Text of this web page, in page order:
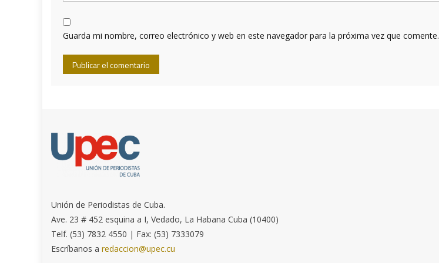
Guarda mi nombre, correo electrónico y web en este navegador para la próxima vez que comente.
Unión de Periodistas de Cuba.
Ave. 23 # 452 esquina a I, Vedado, La Habana Cuba (10400)
Telf. (53) 7832 4550 | Fax: (53) 7333079
Escríbanos aredaccion@upec.cu